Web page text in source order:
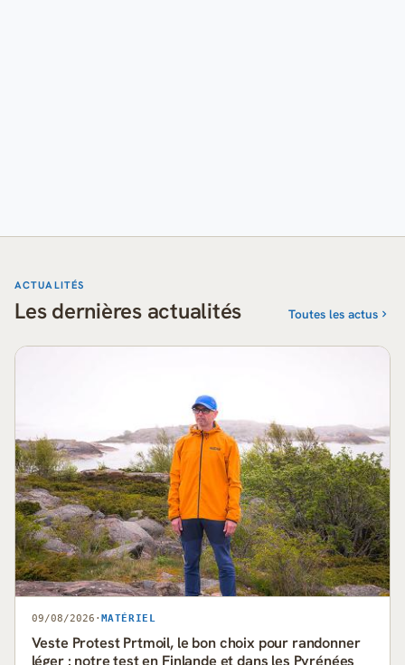
ACTUALITÉS
Les dernières actualités Toutes les actus
09/08/2026 · MATÉRIEL
Veste Protest Prtmoil, le bon choix pour randonner
léger : notre test en Finlande et dans les Pyrénées